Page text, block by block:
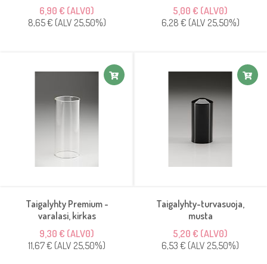
6,90 € (ALV0)
8,65 € (ALV 25,50%)
5,00 € (ALV0)
6,28 € (ALV 25,50%)
Taigalyhty Premium -
varalasi, kirkas
9,30 € (ALV0)
11,67 € (ALV 25,50%)
Taigalyhty-turvasuoja,
musta
5,20 € (ALV0)
6,53 € (ALV 25,50%)